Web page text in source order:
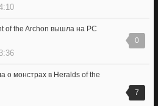
0
of the Archon вышла на PC
7
о монстрах в Heralds of the